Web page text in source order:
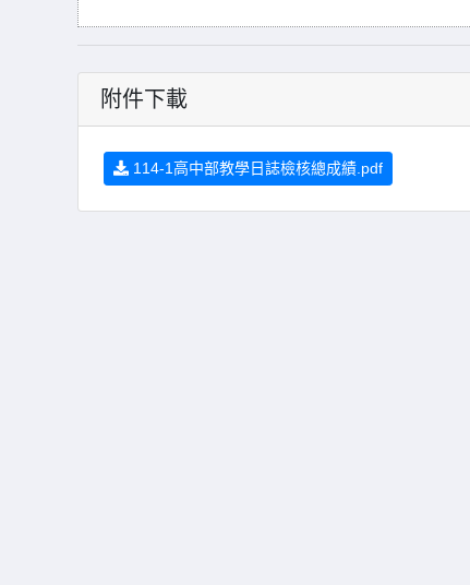
附件下載
114-1高中部教學日誌檢核總成績.pdf